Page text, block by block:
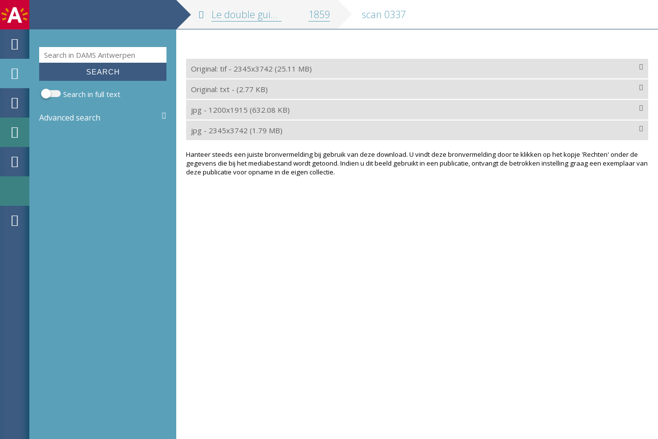
Search form
Search
Search in full text
Advanced search
Le double guide commercial, ou: Livre d'adresses de la ville d'Anvers 1859 scan 0337
Original: tif - 2345x3742 (25.11 MB)
Original: txt - (2.77 KB)
jpg - 1200x1915 (632.08 KB)
jpg - 2345x3742 (1.79 MB)
Hanteer steeds een juiste bronvermelding bij gebruik van deze download. U vindt deze bronvermelding door te klikken op het kopje 'Rechten' onder de
gegevens die bij het mediabestand wordt getoond. Indien u dit beeld gebruikt in een publicatie, ontvangt de betrokken instelling graag een exemplaar van
deze publicatie voor opname in de eigen collectie.